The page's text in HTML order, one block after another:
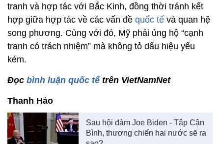
tranh và hợp tác với Bắc Kinh, đồng thời tránh kết
hợp giữa hợp tác về các vấn đề quốc tế và quan hệ
song phương. Cùng với đó, Mỹ phải ủng hộ “cạnh
tranh có trách nhiệm” mà không tỏ dấu hiệu yếu
kém.
Đọc bình luận quốc tế trên VietNamNet
Thanh Hảo
Sau hội đàm Joe Biden - Tập Cận
Bình, thương chiến hai nước sẽ ra